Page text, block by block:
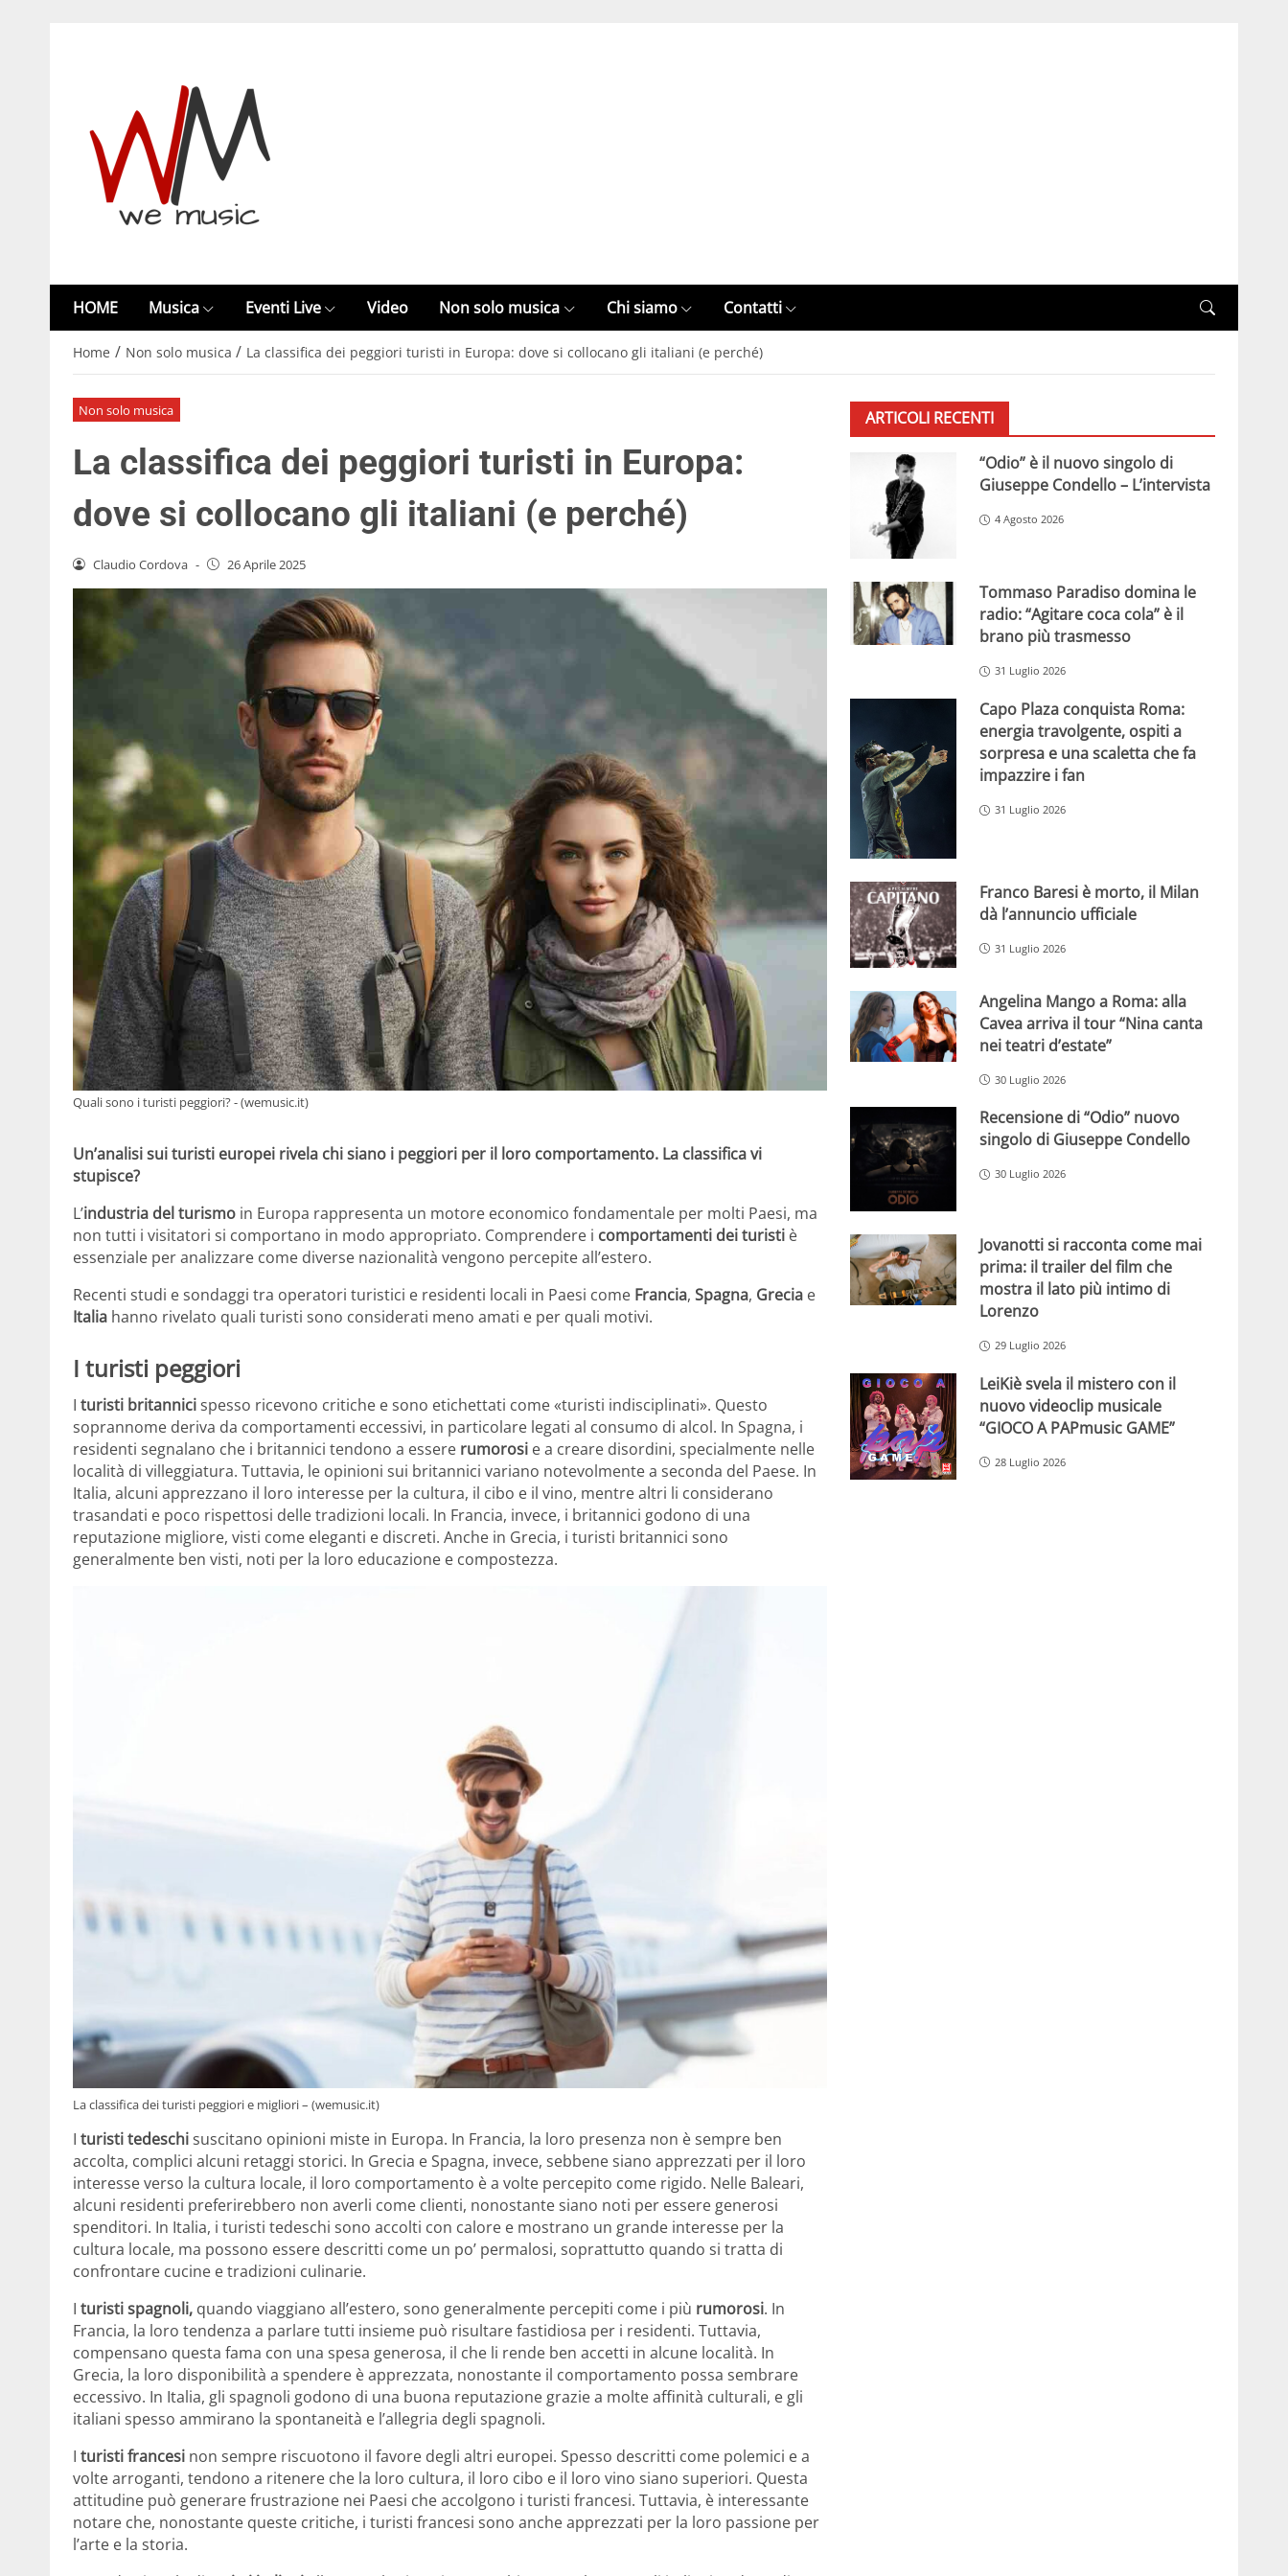
HOME Musica Eventi Live Video Non solo musica Chi siamo Contatti
Home / Non solo musica / La classifica dei peggiori turisti in Europa: dove si collocano gli italiani (e perché)
Non solo musica
La classifica dei peggiori turisti in Europa:
dove si collocano gli italiani (e perché)
Claudio Cordova - 26 Aprile 2025
Quali sono i turisti peggiori? - (wemusic.it)
Un’analisi sui turisti europei rivela chi siano i peggiori per il loro comportamento. La classifica vi
stupisce?
L’industria del turismo in Europa rappresenta un motore economico fondamentale per molti Paesi, ma
non tutti i visitatori si comportano in modo appropriato. Comprendere i comportamenti dei turisti è
essenziale per analizzare come diverse nazionalità vengono percepite all’estero.
Recenti studi e sondaggi tra operatori turistici e residenti locali in Paesi come Francia, Spagna, Grecia e
Italia hanno rivelato quali turisti sono considerati meno amati e per quali motivi.
I turisti peggiori
I turisti britannicispesso ricevono critiche e sono etichettati come «turisti indisciplinati». Questo
soprannome deriva da comportamenti eccessivi, in particolare legati al consumo di alcol. In Spagna, i
residenti segnalano che i britannici tendono a essere rumorosi e a creare disordini, specialmente nelle
località di villeggiatura. Tuttavia, le opinioni sui britannici variano notevolmente a seconda del Paese. In
Italia, alcuni apprezzano il loro interesse per la cultura, il cibo e il vino, mentre altri li considerano
trasandati e poco rispettosi delle tradizioni locali. In Francia, invece, i britannici godono di una
reputazione migliore, visti come eleganti e discreti. Anche in Grecia, i turisti britannici sono
generalmente ben visti, noti per la loro educazione e compostezza.
La classifica dei turisti peggiori e migliori – (wemusic.it)
I turisti tedeschisuscitano opinioni miste in Europa. In Francia, la loro presenza non è sempre ben
accolta, complici alcuni retaggi storici. In Grecia e Spagna, invece, sebbene siano apprezzati per il loro
interesse verso la cultura locale, il loro comportamento è a volte percepito come rigido. Nelle Baleari,
alcuni residenti preferirebbero non averli come clienti, nonostante siano noti per essere generosi
spenditori. In Italia, i turisti tedeschi sono accolti con calore e mostrano un grande interesse per la
cultura locale, ma possono essere descritti come un po’ permalosi, soprattutto quando si tratta di
confrontare cucine e tradizioni culinarie.
I turisti spagnoli, quando viaggiano all’estero, sono generalmente percepiti come i più rumorosi. In
Francia, la loro tendenza a parlare tutti insieme può risultare fastidiosa per i residenti. Tuttavia,
compensano questa fama con una spesa generosa, il che li rende ben accetti in alcune località. In
Grecia, la loro disponibilità a spendere è apprezzata, nonostante il comportamento possa sembrare
eccessivo. In Italia, gli spagnoli godono di una buona reputazione grazie a molte affinità culturali, e gli
italiani spesso ammirano la spontaneità e l’allegria degli spagnoli.
I turisti francesi non sempre riscuotono il favore degli altri europei. Spesso descritti come polemici e a
volte arroganti, tendono a ritenere che la loro cultura, il loro cibo e il loro vino siano superiori. Questa
attitudine può generare frustrazione nei Paesi che accolgono i turisti francesi. Tuttavia, è interessante
notare che, nonostante queste critiche, i turisti francesi sono anche apprezzati per la loro passione per
l’arte e la storia.
ARTICOLI RECENTI
“Odio” è il nuovo singolo di
Giuseppe Condello – L’intervista
4 Agosto 2026
Tommaso Paradiso domina le
radio: “Agitare coca cola” è il
brano più trasmesso
31 Luglio 2026
Capo Plaza conquista Roma:
energia travolgente, ospiti a
sorpresa e una scaletta che fa
impazzire i fan
31 Luglio 2026
Franco Baresi è morto, il Milan
dà l’annuncio ufficiale
31 Luglio 2026
Angelina Mango a Roma: alla
Cavea arriva il tour “Nina canta
nei teatri d’estate”
30 Luglio 2026
Recensione di “Odio” nuovo
singolo di Giuseppe Condello
30 Luglio 2026
Jovanotti si racconta come mai
prima: il trailer del film che
mostra il lato più intimo di
Lorenzo
29 Luglio 2026
LeiKiè svela il mistero con il
nuovo videoclip musicale
“GIOCO A PAPmusic GAME”
28 Luglio 2026